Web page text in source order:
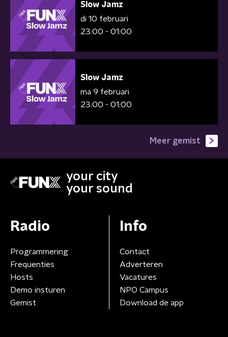
Slow Jamz
di 10 februari
23:00 - 01:00
Slow Jamz
ma 9 februari
23:00 - 01:00
Meer gemist
your city
your sound
Radio
Programmering
Frequenties
Hosts
Demo insturen
Gemist
Info
Contact
Adverteren
Vacatures
NPO Campus
Download de app